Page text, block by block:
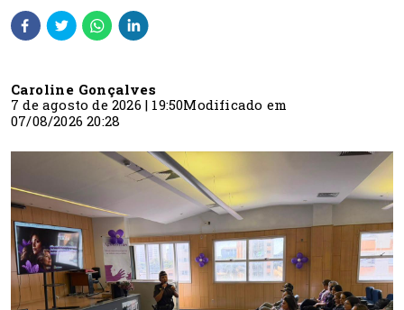
Caroline Gonçalves
7 de agosto de 2026 | 19:50Modificado em
07/08/2026 20:28